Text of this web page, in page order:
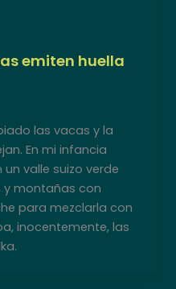
emiten huella
las vacas y la
En mi infancia
valle suizo verde
y montañas con
para mezclarla con
inocentemente, las